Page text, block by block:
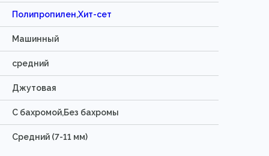
Полипропилен,Хит-сет
Машинный
средний
Джутовая
C бахромой,Без бахромы
Средний (7-11 мм)